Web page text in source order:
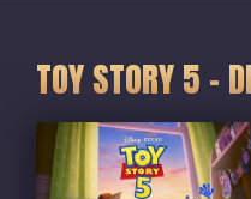
TOY STORY 5 -